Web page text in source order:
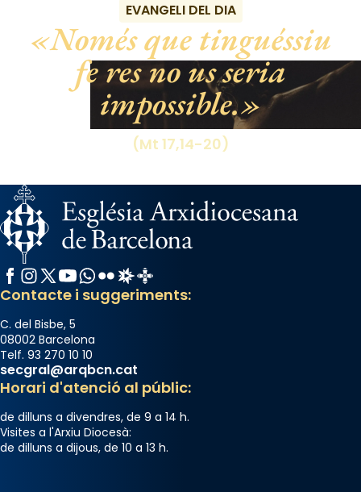
EVANGELI DEL DIA
Només que tinguéssiu
fe res no us seria
impossible.
(Mt 17,14-20)
Facebook
Instagram
X / Twitter
YouTube
WhatsApp
FlickrRadio Estel
Catalunya Cristiana
Contacte i suggeriments:
C. del Bisbe, 5
08002 Barcelona
Telf. 93 270 10 10
secgral@arqbcn.cat
Horari d'atenció al públic:
de dilluns a divendres, de 9 a 14 h.
Visites a l'Arxiu Diocesà:
de dilluns a dijous, de 10 a 13 h.